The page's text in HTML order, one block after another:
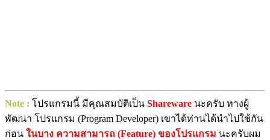
Note : โปรแกรมนี้ มีคุณสมบัติเป็น Shareware นะครับ ทางผู้
พัฒนา โปรแกรม (Program Developer) เขาได้ท่านได้นำไปใช้กัน
ก่อน ในบาง ความสามารถ (Feature) ของโปรแกรม นะครับผม